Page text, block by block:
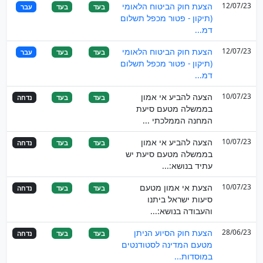
12/07/23
הצעת חוק הביטוח הלאומי
(תיקון - פטור מכפל תשלום
דמ...
בעד בעד עבר
12/07/23
הצעת חוק הביטוח הלאומי
(תיקון - פטור מכפל תשלום
דמ...
בעד בעד עבר
10/07/23
הצעה להביע אי אמון
בממשלה מטעם סיעת
המחנה הממלכתי ...
בעד בעד נדחה
10/07/23
הצעה להביע אי אמון
בממשלה מטעם סיעת יש
עתיד בנושא:...
בעד בעד נדחה
10/07/23
הצעת אי אמון מטעם
סיעות ישראל ביתנו
והעבודה בנושא:...
בעד בעד נדחה
28/06/23
הצעת חוק הסיוע הניתן
מטעם המדינה לסטודנטים
במוסדות...
בעד בעד נדחה